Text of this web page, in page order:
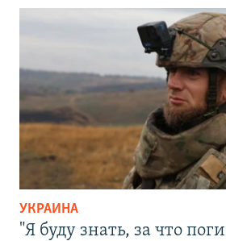
УКРАИНА
"Я буду знать, за что